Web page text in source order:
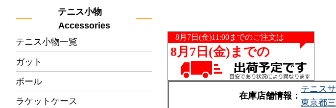
テニス小物
Accessories
テニス小物一覧
ガット
ボール
ラケットケース
在庫店舗情報：
テニス
東京都